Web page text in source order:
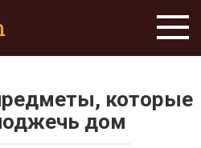
которые
дом